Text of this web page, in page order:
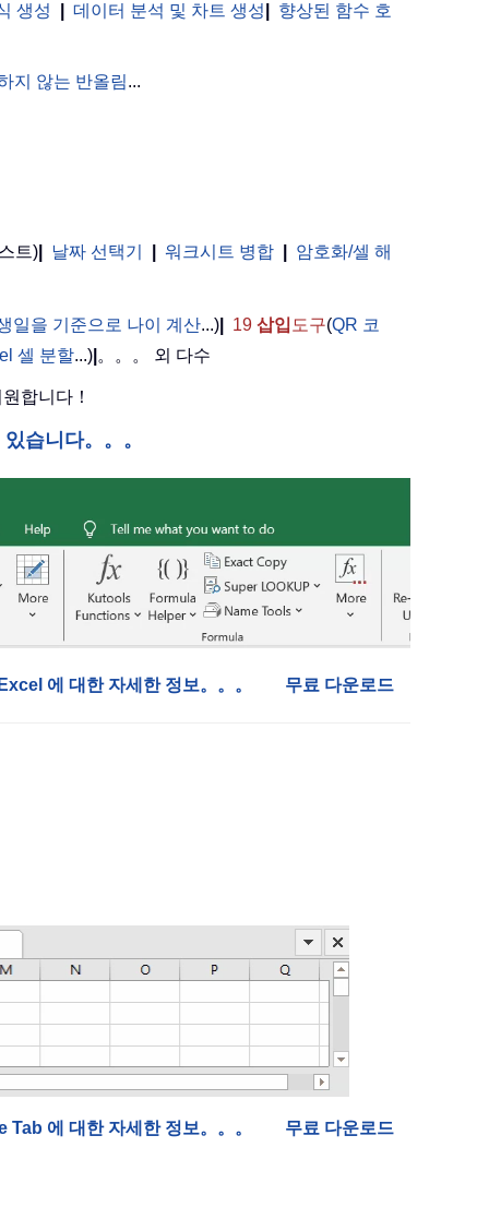
생성 데이터 분석 및 차트 생성 향상된 함수 호
지 않는 반올림...
트) 날짜 선택기 워크시트 병합
암호화/셀 해
일을 기준으로 나이 계산...) 19 삽입 도구(QR 코
셀 분할...) 。。。 외 다수
합니다！
습니다。。。
에 대한 자세한 정보。。。 무료 다운로드
Tab 에 대한 자세한 정보。。。 무료 다운로드